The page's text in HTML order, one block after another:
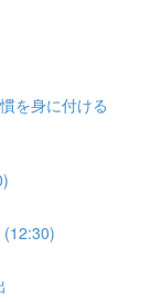
を身に付ける